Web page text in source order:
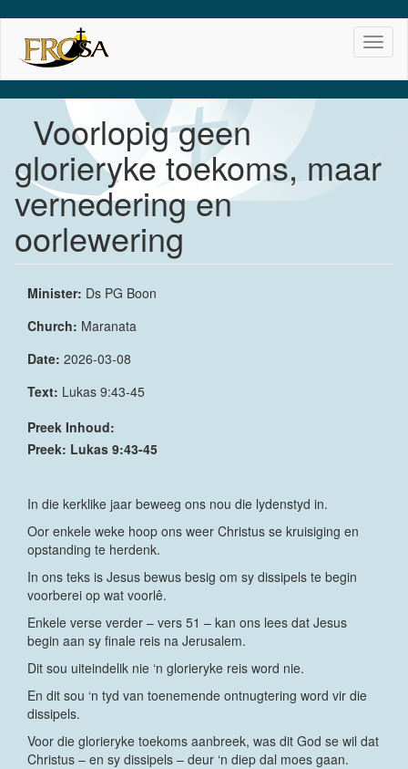
main
content
Voorlopig geen
glorieryke toekoms, maar
vernedering en
oorlewering
Minister: Ds PG Boon
Church: Maranata
Date: 2026-03-08
Text: Lukas 9:43-45
Preek Inhoud:
Preek: Lukas 9:43-45
In die kerklike jaar beweeg ons nou die lydenstyd in.
Oor enkele weke hoop ons weer Christus se kruisiging en
opstanding te herdenk.
In ons teks is Jesus bewus besig om sy dissipels te begin
voorberei op wat voorlê.
Enkele verse verder – vers 51 – kan ons lees dat Jesus
begin aan sy finale reis na Jerusalem.
Dit sou uiteindelik nie ‘n glorieryke reis word nie.
En dit sou ‘n tyd van toenemende ontnugtering word vir die
dissipels.
Voor die glorieryke toekoms aanbreek, was dit God se wil dat
Christus – en sy dissipels – deur ‘n diep dal moes gaan.